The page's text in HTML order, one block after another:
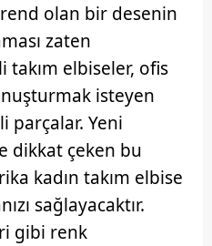
olan bir desenin
zaten
takım elbiseler, ofis
isteyen
parçalar. Yeni
dikkat çeken bu
kadın takım elbise
sağlayacaktır.
gibi renk